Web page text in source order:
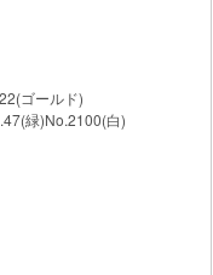
ゴールド)
緑)No.2100(白)